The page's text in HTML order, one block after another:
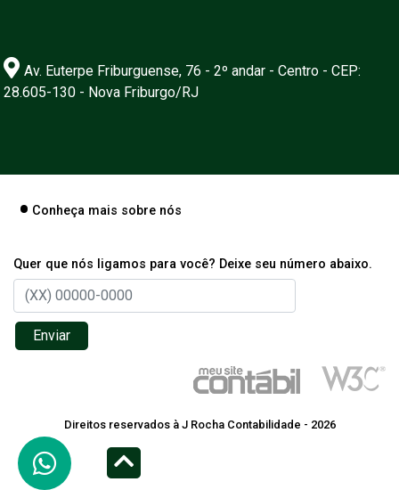
Av. Euterpe Friburguense, 76 - 2º andar - Centro - CEP:
28.605-130 - Nova Friburgo/RJ
Conheça mais sobre nós
Quer que nós ligamos para você? Deixe seu número abaixo.
Enviar
Direitos reservados à J Rocha Contabilidade - 2026